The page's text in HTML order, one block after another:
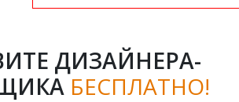
ДИЗАЙНЕРА-
БЕСПЛАТНО!